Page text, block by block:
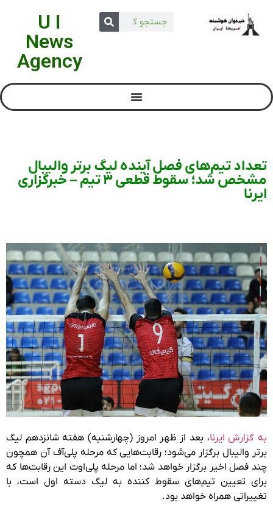
U I
News
Agency
تعداد تیم‌های فصل آینده لیگ برتر والیبال
مشخص شد؛ سقوط قطعی ۳ تیم – خبرگزاری
ایرنا
به گزارش ایرنا، بعد از ظهر امروز (چهارشنبه) هفته شانزدهم لیگ
برتر والیبال برگزار می‌شود؛ رقابت‌هایی که مرحله پلی‌آف آن همچون
چند فصل اخیر برگزار خواهد شد؛ اما مرحله پلی‌اوت این رقابت‌ها که
برای تعیین تیم‌های سقوط کننده به لیگ دسته اول است، با
تغییراتی همراه خواهد بود.